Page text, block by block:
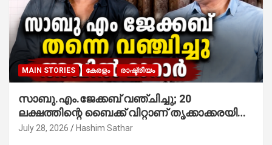
MAIN STORIES കേരളം രാഷ്ട്രീയം
സാബു.എം.ജേക്കബ് വഞ്ചിച്ചു; 20
ലക്ഷത്തിന്റെ ബൈക്ക് വിറ്റാണ് തൃക്കാക്കരയില്‍
മത്സരിച്ചത്! പ്രചാരണത്തിന് രണ്ടേ രണ്ടുപേര്‍
July 28, 2026 Hashim Sathar